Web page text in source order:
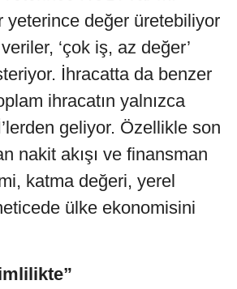
yeterince değer üretebiliyor
‘çok iş, az değer’
İhracatta da benzer
ihracatın yalnızca
geliyor. Özellikle son
nakit akışı ve finansman
katma değeri, yerel
ülke ekonomisini